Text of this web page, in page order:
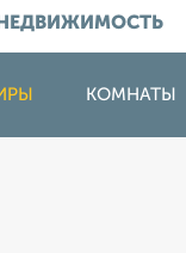
КОМНАТЫ